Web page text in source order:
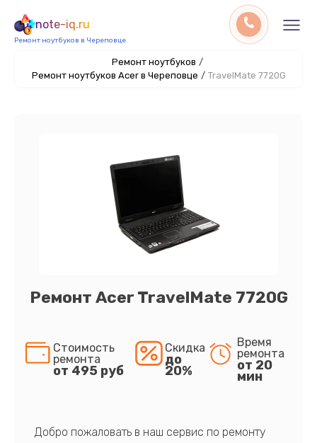
note-iq.ru
Ремонт ноутбуков в Череповце
Ремонт ноутбуков /
Ремонт ноутбуков Acer в Череповце / TravelMate 7720G
Ремонт Acer TravelMate 7720G
Стоимость
ремонта
от 495 руб
Скидка
до
20%
Время
ремонта
от 20
мин
Добро пожаловать в наш сервис по ремонту